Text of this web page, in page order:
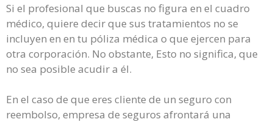
Si el profesional que buscas no figura en el cuadro
médico, quiere decir que sus tratamientos no se
incluyen en en tu póliza médica o que ejercen para
otra corporación. No obstante, Esto no significa, que
no sea posible acudir a él.
En el caso de que eres cliente de un seguro con
reembolso, empresa de seguros afrontará una